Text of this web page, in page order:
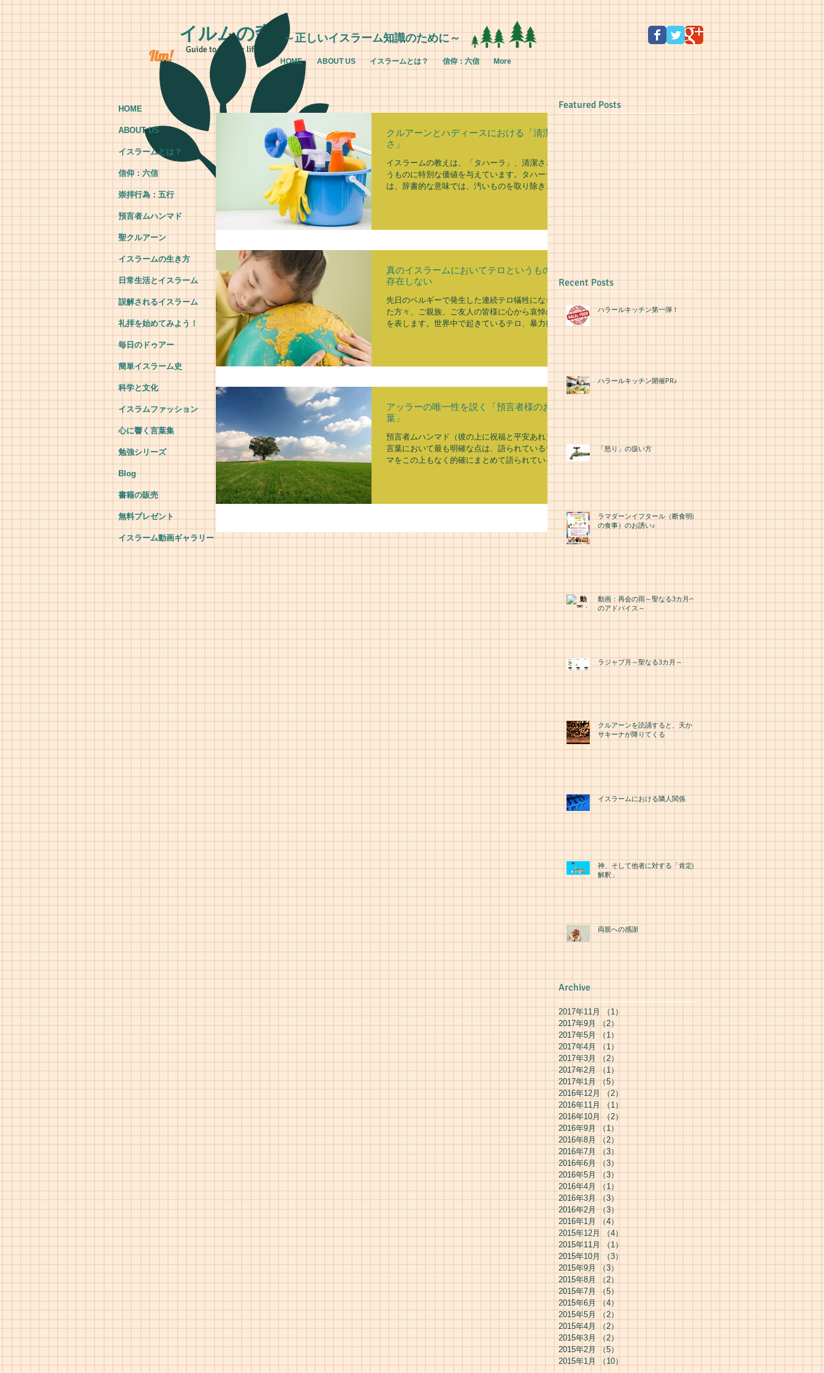
イルムの森
Guide to Islamic life
～正しいイスラーム知識のために～
Ilm! HOME ABOUT US イスラームとは？ 信仰：六信 More
HOME
ABOUT US
イスラームとは？
信仰：六信
崇拝行為：五行
預言者ムハンマド
聖クルアーン
イスラームの生き方
日常生活とイスラーム
誤解されるイスラーム
礼拝を始めてみよう！
毎日のドゥアー
簡単イスラーム史
科学と文化
イスラムファッション
心に響く言葉集
勉強シリーズ
Blog
書籍の販売
無料プレゼント
イスラーム動画ギャラリー
Featured Posts
クルアーンとハディースにおける「清潔
さ」
イスラームの教えは、「タハーラ」、清潔さとい
うものに特別な価値を与えています。タハーラと
は、辞書的な意味では、汚いものを取り除き、そ
れらから遠ざかっていることです。専門的な意味
では、タハーラとは、礼拝の妨げになる精神的穢
味します。...
真のイスラームにおいてテロというものは
存在しない
先日のベルギーで発生した連続テロ犠牲になられ
た方々、ご親族、ご友人の皆様に心から哀悼の意
を表します。世界中で起きているテロ、暴力行
為、争いに対し、大きな悲しみや喪失、傷ついた
人々の心に癒しがありますように。憎しみや怒り
アッラーのご...
アッラーの唯一性を説く「預言者様のお言
葉」
預言者ムハンマド（彼の上に祝福と平安あれ）の
言葉において最も明確な点は、語られているテー
マをこの上もなく的確にまとめて語られているこ
とである。 これらの具体的な例が何千もある。
ここではそれらの中から、どの時代においても、
誰によっても特に絶賛されているものをいくつか
紹介しよう...
Recent Posts
ハラールキッチン第一弾！
ハラールキッチン開催PR♪
「怒り」の扱い方
ラマダーンイフタール（断食明け
の食事）のお誘い♪
動画：再会の雨～聖なる3カ月へ
のアドバイス～
ラジャブ月～聖なる3カ月～
クルアーンを読誦すると、天から
サキーナが降りてくる
イスラームにおける隣人関係
神、そして他者に対する「肯定的
解釈」
両親への感謝
Archive
2017年11月 （1）
2017年9月 （2） 2件の記事
2017年5月 （1） 1件の記事
2017年4月 （1） 1件の記事
2017年3月
（2）
2017年2月 （1） 1件の記事
2017年1月 （5） 5件の記事
2016年12月
（2）
2016年11月
（1）
2016年10月 （2）2件の記事
2016年9月 （1） 1件の記事
2016年8月
（2）
2016年7月 （3） 3件の記事
2016年6月 （3） 3件の記事
2016年5月 （3） 3件の記事
2016年4月
（1）
2016年3月 （3） 3件の記事
2016年2月 （3） 3件の記事
2016年1月 （4） 4件の記事
2015年12月
（4）
2015年11月 （1）1件の記事
2015年10月 （3）3件の記事
2015年9月
（3）
2015年8月
（2）
2015年7月 （5） 5件の記事
2015年6月 （4） 4件の記事
2015年5月
（2）
2015年4月 （2） 2件の記事
2015年3月 （2） 2件の記事
2015年2月 （5） 5件の記事
2015年1月
（10）